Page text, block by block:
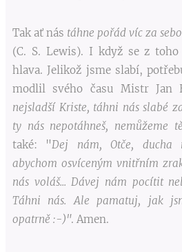
Tak ať nás táhne pořád víc za
(C. S. Lewis). I když se z
hlava. Jelikož jsme slabí,
modlil svého času Mistr Jan
nejsladší Kriste, táhni nás slabé
ty nás nepotáhneš, nemůžeme
také: "Dej nám, Otče, ducha
abychom osvíceným vnitřním
nás voláš... Dávej nám pocítit
Táhni nás. Ale pamatuj, jak
opatrně :-)". Amen.